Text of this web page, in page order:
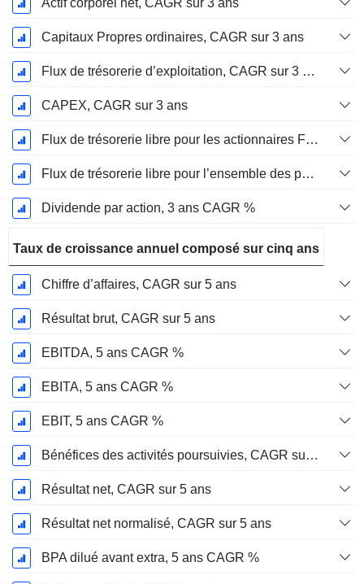
Actif corporel net, CAGR sur 3 ans
Capitaux Propres ordinaires, CAGR sur 3 ans
Flux de trésorerie d’exploitation, CAGR sur 3 ans
CAPEX, CAGR sur 3 ans
Flux de trésorerie libre pour les actionnaires FCFE, CAGR sur 3 ans
Flux de trésorerie libre pour l’ensemble des pourvoyeurs de fonds (créanciers et actionnaires) FCFF, CAGR sur 3 ans
Dividende par action, 3 ans CAGR %
Taux de croissance annuel composé sur cinq ans
Chiffre d’affaires, CAGR sur 5 ans
Résultat brut, CAGR sur 5 ans
EBITDA, 5 ans CAGR %
EBITA, 5 ans CAGR %
EBIT, 5 ans CAGR %
Bénéfices des activités poursuivies, CAGR sur 5 ans
Résultat net, CAGR sur 5 ans
Résultat net normalisé, CAGR sur 5 ans
BPA dilué avant extra, 5 ans CAGR %